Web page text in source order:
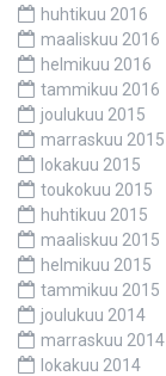
huhtikuu 2016
maaliskuu 2016
helmikuu 2016
tammikuu 2016
joulukuu 2015
marraskuu 2015
lokakuu 2015
toukokuu 2015
huhtikuu 2015
maaliskuu 2015
helmikuu 2015
tammikuu 2015
joulukuu 2014
marraskuu 2014
lokakuu 2014